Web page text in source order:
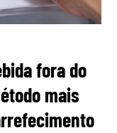
fora do
mais